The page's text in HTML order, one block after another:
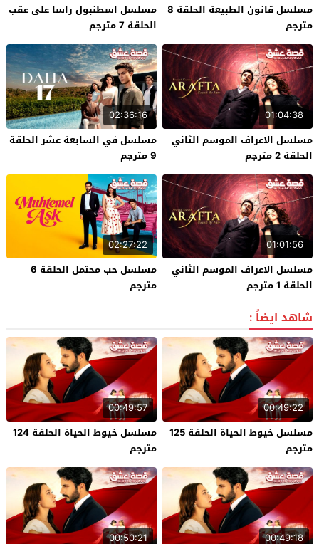
مسلسل قانون الطبيعة الحلقة 8
مترجم
مسلسل اسطنبول راسا على عقب
الحلقة 7 مترجم
01:04:38
مسلسل الاعراف الموسم الثاني
الحلقة 2 مترجم
02:36:16
مسلسل في السابعة عشر الحلقة
9 مترجم
01:01:56
مسلسل الاعراف الموسم الثاني
الحلقة 1 مترجم
02:27:22
مسلسل حب محتمل الحلقة 6
مترجم
شاهد ايضاً :
00:49:22
مسلسل خيوط الحياة الحلقة 125
مترجم
00:49:57
مسلسل خيوط الحياة الحلقة 124
مترجم
00:49:18
00:50:21